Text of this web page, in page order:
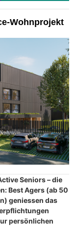
Wohnprojekt
Seniors – die
Best Agers (ab 50
geniessen das
persönlichen